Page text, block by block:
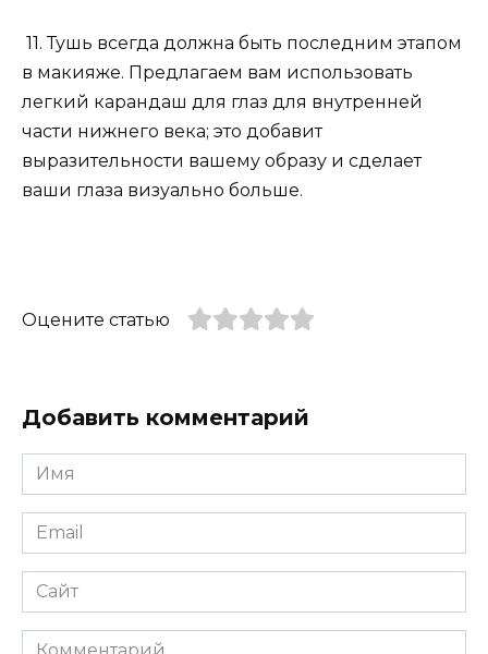
11. Тушь всегда должна быть последним этапом
в макияже. Предлагаем вам использовать
легкий карандаш для глаз для внутренней
части нижнего века; это добавит
выразительности вашему образу и сделает
ваши глаза визуально больше.
Оцените статью
Добавить комментарий
Имя
*
Email
*
Сайт
Комментарий